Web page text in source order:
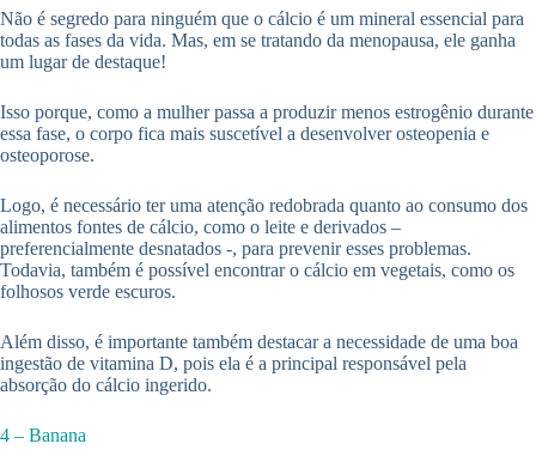
Não é segredo para ninguém que o cálcio é um mineral essencial para
todas as fases da vida. Mas, em se tratando da menopausa, ele ganha
um lugar de destaque!
Isso porque, como a mulher passa a produzir menos estrogênio durante
essa fase, o corpo fica mais suscetível a desenvolver osteopenia e
osteoporose.
Logo, é necessário ter uma atenção redobrada quanto ao consumo dos
alimentos fontes de cálcio, como o leite e derivados –
preferencialmente desnatados -, para prevenir esses problemas.
Todavia, também é possível encontrar o cálcio em vegetais, como os
folhosos verde escuros.
Além disso, é importante também destacar a necessidade de uma boa
ingestão de vitamina D, pois ela é a principal responsável pela
absorção do cálcio ingerido.
4 – Banana